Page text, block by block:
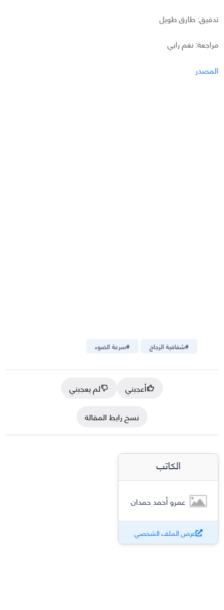
تدقيق: طارق طويل
مراجعة: نغم رابي
المصدر
#سرعة الضوء #شفافية الزجاج
أعجبني
لم يعجبني
نسخ رابط المقالة
الكاتب
عمرو أحمد حمدان
عرض الملف الشخصي